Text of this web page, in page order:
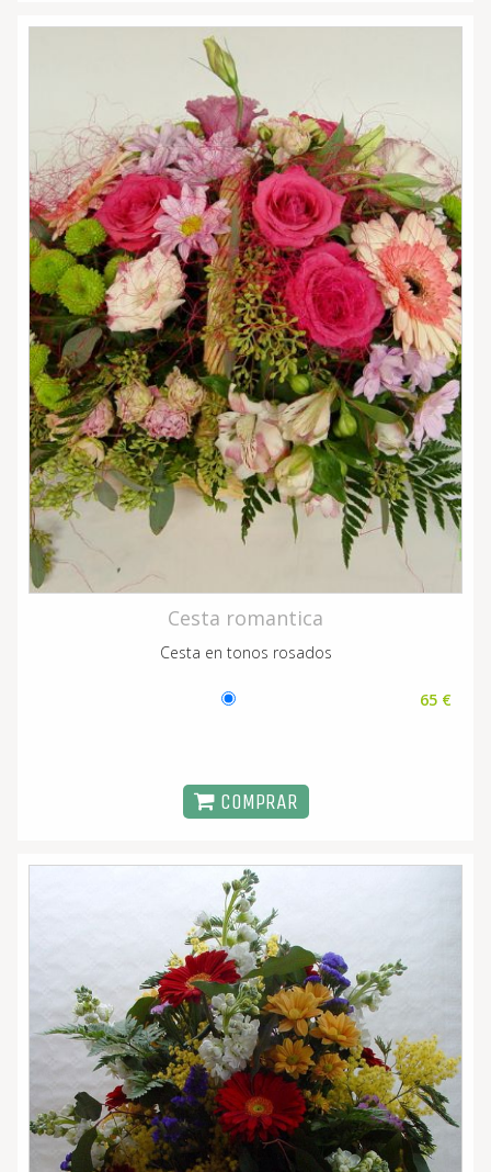
Cesta romantica
Cesta en tonos rosados
65 €
COMPRAR